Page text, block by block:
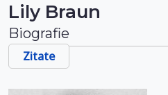
Lily Braun
Biografie
Zitate